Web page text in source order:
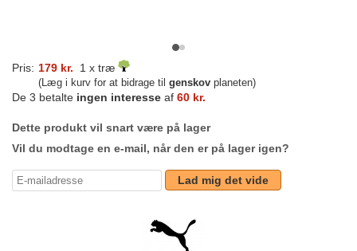
Pris: 179 kr. 1 x træ
(Læg i kurv for at bidrage til genskov planeten)
De 3 betalte ingen interesse af 60 kr.
Dette produkt vil snart være på lager
Vil du modtage en e-mail, når den er på lager igen?
Lad mig det vide